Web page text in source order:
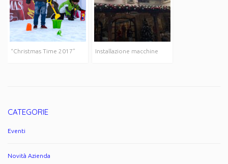
“Christmas Time 2017” Installazione macchine
CATEGORIE
Eventi
Novità Azienda